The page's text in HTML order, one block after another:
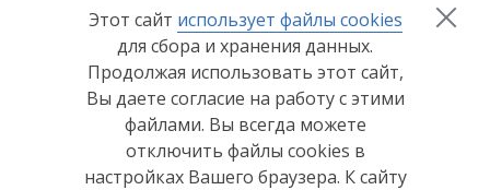
Право субъекта персональных данных на доступ к
его персональным данным может быть ограничено
в соответствии с ч. 8 ст. 14 Закона о персональных
данных, в том числе если доступ субъекта
персональных данных к его персональным данным
нарушает права и законные интересы третьих лиц.
Этот сайт использует файлы cookies
для сбора и хранения данных.
Продолжая использовать этот сайт,
Вы даете согласие на работу с этими
файлами. Вы всегда можете
отключить файлы cookies в
настройках Вашего браузера. К сайту